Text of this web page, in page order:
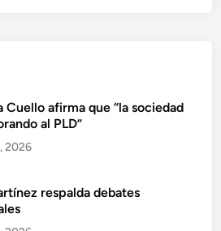
Cuello afirma que “la sociedad
al PLD”
2026
respalda debates